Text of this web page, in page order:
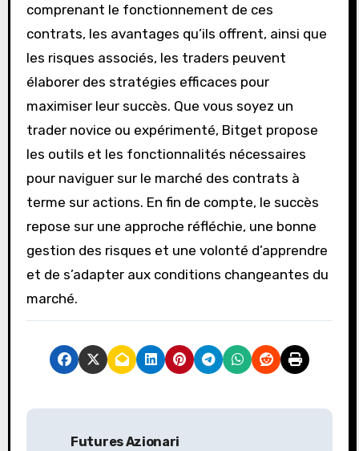
comprenant le fonctionnement de ces
contrats, les avantages qu’ils offrent, ainsi que
les risques associés, les traders peuvent
élaborer des stratégies efficaces pour
maximiser leur succès. Que vous soyez un
trader novice ou expérimenté, Bitget propose
les outils et les fonctionnalités nécessaires
pour naviguer sur le marché des contrats à
terme sur actions. En fin de compte, le succès
repose sur une approche réfléchie, une bonne
gestion des risques et une volonté d’apprendre
et de s’adapter aux conditions changeantes du
marché.
P
Futures Azionari